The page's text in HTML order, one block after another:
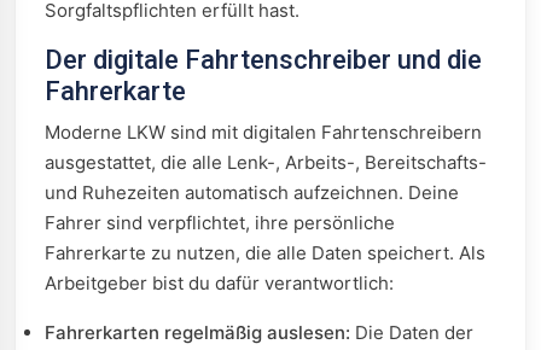
Sorgfaltspflichten erfüllt hast.
Der digitale Fahrtenschreiber und die
Fahrerkarte
Moderne LKW sind mit digitalen Fahrtenschreibern
ausgestattet, die alle Lenk-, Arbeits-, Bereitschafts-
und Ruhezeiten automatisch aufzeichnen. Deine
Fahrer sind verpflichtet, ihre persönliche
Fahrerkarte zu nutzen, die alle Daten speichert. Als
Arbeitgeber bist du dafür verantwortlich:
Fahrerkarten regelmäßig auslesen: Die Daten der